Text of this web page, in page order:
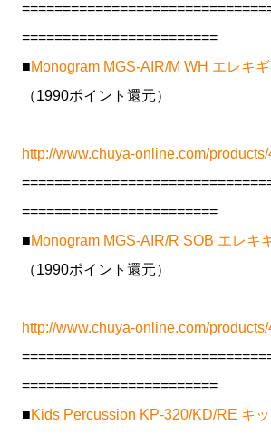
========================
■Monogram MGS-AIR/M WH エレキ
（1990ポイント還元）
http://www.chuya-online.com/
========================
■Monogram MGS-AIR/R SOB エレキ
（1990ポイント還元）
http://www.chuya-online.com/
========================
■Kids Percussion KP-320/KD/RE キ